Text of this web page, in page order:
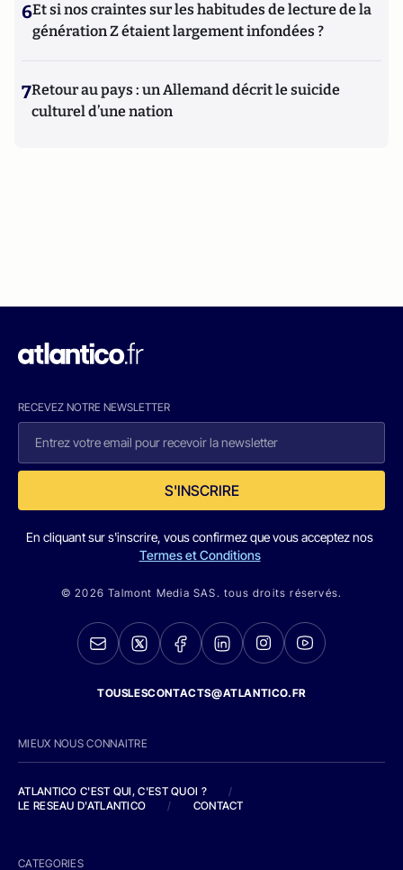
6Et si nos craintes sur les habitudes de lecture de la
génération Z étaient largement infondées ?
7Retour au pays : un Allemand décrit le suicide
culturel d’une nation
RECEVEZ NOTRE NEWSLETTER
S'INSCRIRE
En cliquant sur s'inscrire, vous confirmez que vous acceptez nos
Termes et Conditions
© 2026 Talmont Media SAS. tous droits réservés.
TOUSLESCONTACTS@ATLANTICO.FR
MIEUX NOUS CONNAITRE
ATLANTICO C'EST QUI, C'EST QUOI ?
/
LE RESEAU D'ATLANTICO
/ CONTACT
CATEGORIES